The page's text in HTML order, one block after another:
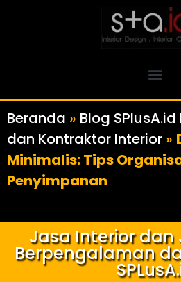
Beranda » Blog
dan Kontraktor Interior »
Minimalis: Tips
Penyimpanan
Jasa Interior dan
Berpengalaman